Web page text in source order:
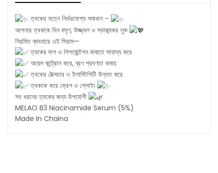
ত্বকের যত্নে নির্ভরযোগ্য সমাধান –
আপনার ত্বককে দিন মসৃণ, উজ্জ্বল ও স্বাস্থ্যকর লুক
নিয়মিত ব্যবহারে এই সিরাম—
ত্বকের দাগ ও পিগমেন্টেশন কমাতে সাহায্য করে
অয়েল কন্ট্রোল করে, ব্রণ প্রবণতা কমায়
ত্বকের টেক্সচার ও ইলাস্টিসিটি উন্নত করে
ত্বককে করে ফ্রেশ ও গ্লোইং
সব ধরনের ত্বকের জন্য উপযোগী
MELAO B3 Niacinamide Serum (5%)
Made In Chaina